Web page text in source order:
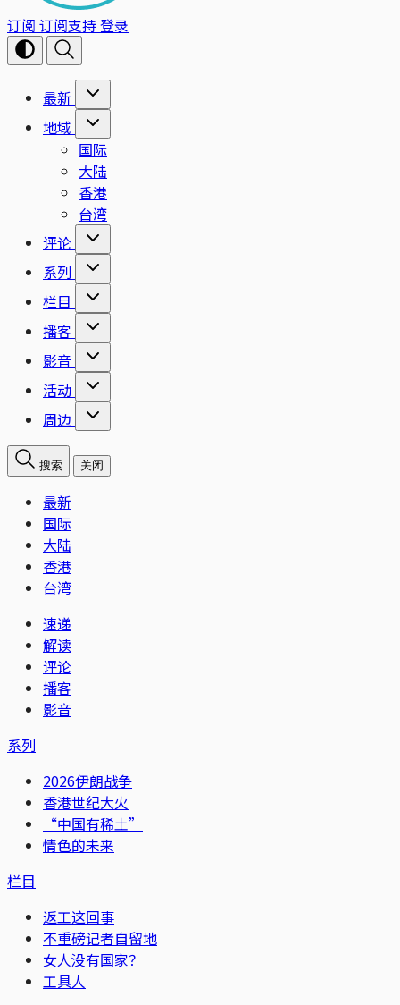
订阅 订阅支持登录
最新
地域
国际
大陆
香港
台湾
评论
系列
栏目
播客
影音
活动
周边
搜索 关闭
最新
国际
大陆
香港
台湾
速递
解读
评论
播客
影音
系列
2026伊朗战争
香港世纪大火
“中国有稀土”
情色的未来
栏目
返工这回事
不重磅记者自留地
女人没有国家？
工具人